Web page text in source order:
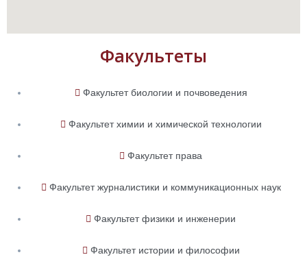
Факультеты
Факультет биологии и почвоведения
Факультет химии и химической технологии
Факультет права
Факультет журналистики и коммуникационных наук
Факультет физики и инженерии
Факультет истории и философии